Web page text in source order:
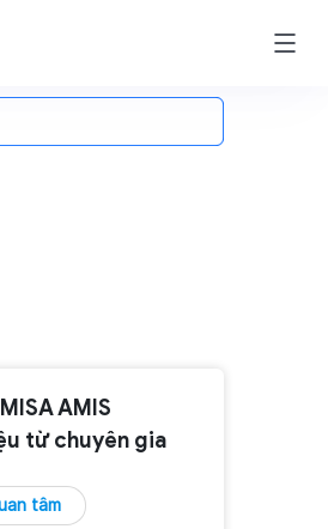
AMIS
từ chuyên gia
tâm